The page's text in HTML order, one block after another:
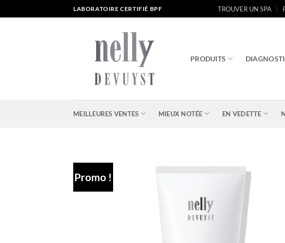
au
LABORATOIRE CERTIFIÉ BPF TROUVER UN SPA
PRODUITS
MEILLEURES VENTES MIEUX NOTÉE EN VEDETTE
Promo !